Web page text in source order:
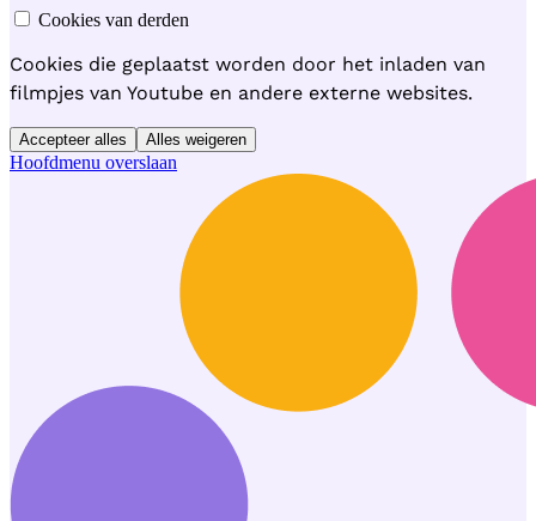
Cookies van derden
Cookies die geplaatst worden door het inladen van
filmpjes van Youtube en andere externe websites.
Accepteer alles Alles weigeren
Hoofdmenu overslaan